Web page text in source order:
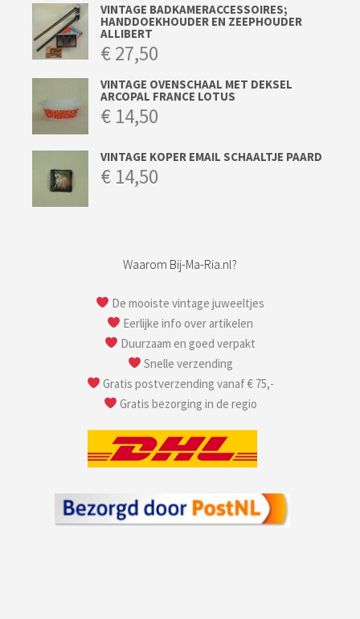
VINTAGE BADKAMERACCESSOIRES;
HANDDOEKHOUDER EN ZEEPHOUDER
ALLIBERT
€27,50
VINTAGE OVENSCHAAL MET DEKSEL
ARCOPAL FRANCE LOTUS
€ 14,50
VINTAGE KOPER EMAIL SCHAALTJE PAARD
€ 14,50
Waarom Bij-Ma-Ria.nl?
De mooiste vintage juweeltjes
Eerlijke info over artikelen
Duurzaam en goed verpakt
Snelle verzending
Gratis postverzending vanaf € 75,-
Gratis bezorging in de regio